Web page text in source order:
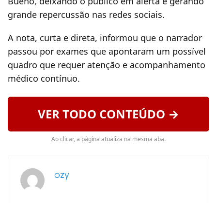
grande repercussão nas redes sociais.
A nota, curta e direta, informou que o narrador
passou por exames que apontaram um possível
quadro que requer atenção e acompanhamento
médico contínuo.
VER TODO CONTEÚDO →
Ao clicar, a página atualiza na mesma aba.
ozy